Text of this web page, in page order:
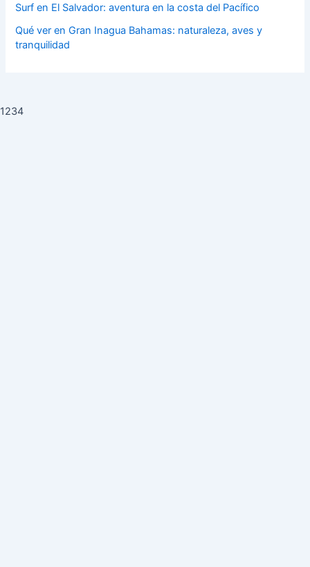
Surf en El Salvador: aventura en la costa del Pacífico
Qué ver en Gran Inagua Bahamas: naturaleza, aves y
tranquilidad
1234